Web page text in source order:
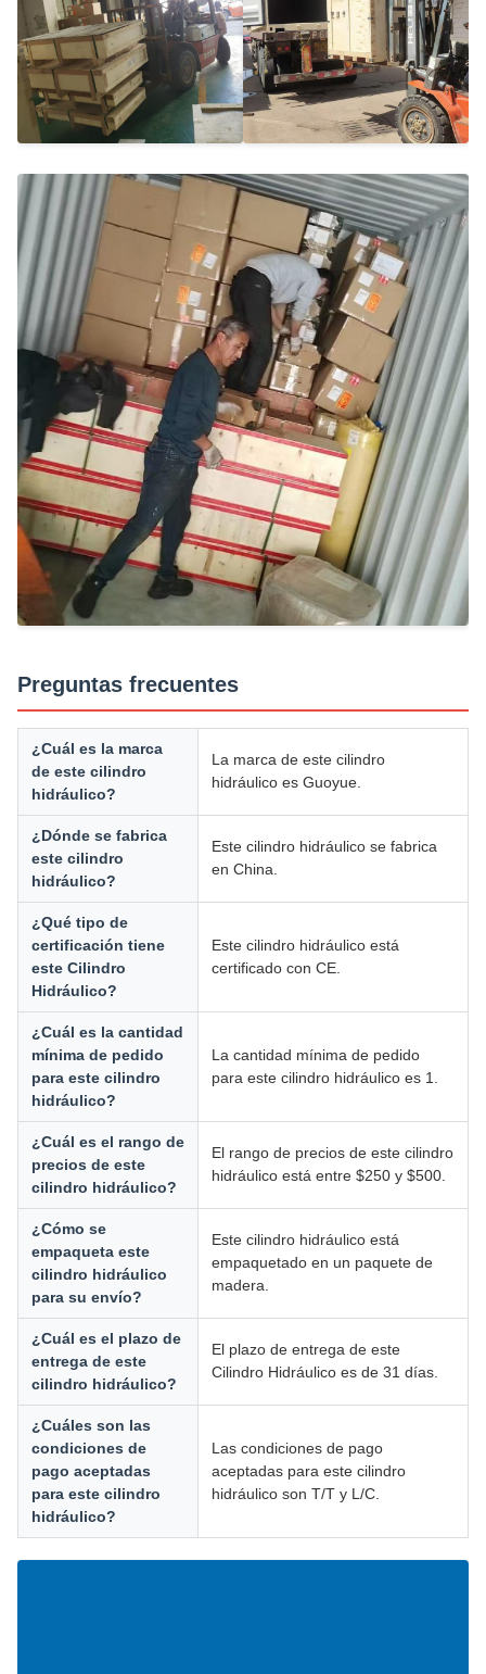
Preguntas frecuentes
¿Cuál es la marca
de este cilindro
hidráulico?
La marca de este cilindro
hidráulico es Guoyue.
¿Dónde se fabrica
este cilindro
hidráulico?
Este cilindro hidráulico se fabrica
en China.
¿Qué tipo de
certificación tiene
este Cilindro
Hidráulico?
Este cilindro hidráulico está
certificado con CE.
¿Cuál es la cantidad
mínima de pedido
para este cilindro
hidráulico?
La cantidad mínima de pedido
para este cilindro hidráulico es 1.
¿Cuál es el rango de
precios de este
cilindro hidráulico?
El rango de precios de este cilindro
hidráulico está entre $250 y $500.
¿Cómo se
empaqueta este
cilindro hidráulico
para su envío?
Este cilindro hidráulico está
empaquetado en un paquete de
madera.
¿Cuál es el plazo de
entrega de este
cilindro hidráulico?
El plazo de entrega de este
Cilindro Hidráulico es de 31 días.
¿Cuáles son las
condiciones de
pago aceptadas
para este cilindro
hidráulico?
Las condiciones de pago
aceptadas para este cilindro
hidráulico son T/T y L/C.